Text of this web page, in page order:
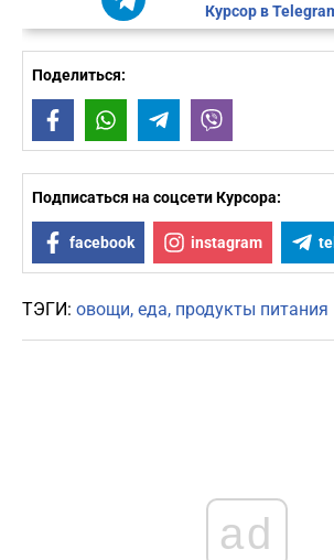
Курсор в
Поделиться:
FacebookWhatsAppTelegram
Подписаться на соцсети Курсора:
facebook instagram
ТЭГИ: овощи еда продукты питания
ad